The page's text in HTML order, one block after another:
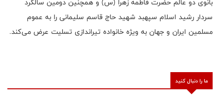
سردار رشید اسلام سپهبد شهید حاج قاسم سلیمانی را به عموم
مسلمین ایران و جهان به ویژه خانواده تیراندازی تسلیت عرض می‌کند.
ما را دنبال کنید